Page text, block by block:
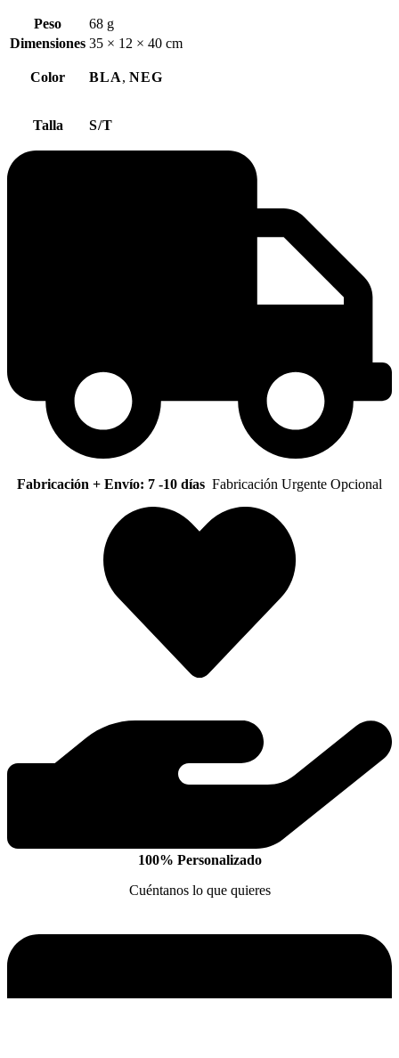
Peso
68 g
Dimensiones 35 × 12 × 40 cm
Color BLA, NEG
Talla S/T
Fabricación + Envío: 7 -10 días Fabricación Urgente Opcional
100% Personalizado
Cuéntanos lo que quieres